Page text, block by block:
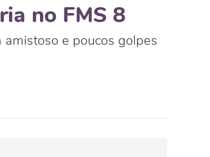
no FMS 8
e poucos golpes